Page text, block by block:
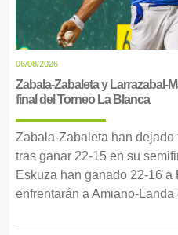
06/08/2026
Zabala-Zabaleta y Larrazabal-
final del Torneo La Blanca
Zabala-Zabaleta han dejado
tras ganar 22-15 en su
Eskuza han ganado 22-16
enfrentarán a Amiano-Landa